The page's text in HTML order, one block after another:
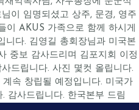
이 임명되셨고 상주, 문경, 영주
이 AKUS 가족으로 함께 하시게
니다. 김영길 총회장님과 미국본
중보 감사드리며 김포지회 이정
드립니다. 사진 몇컷 올립니다.
속 창립될 예정입니다. 미국가
감사드립니다. 한국본부 드림